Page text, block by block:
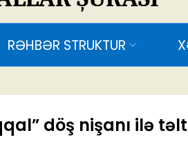
XƏBƏRLƏR
döş nişanı ilə